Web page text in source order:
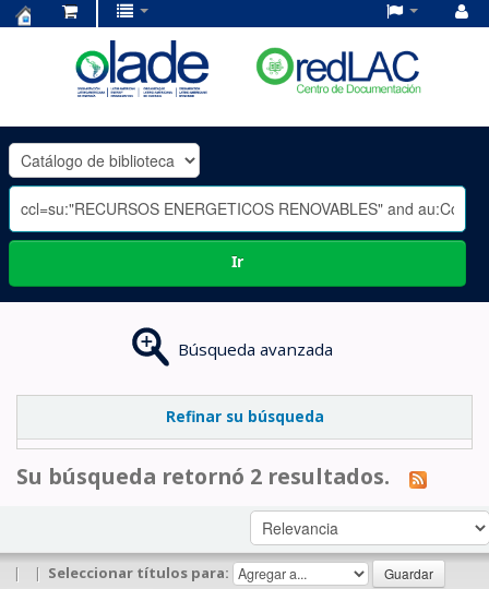
OLADE
-
Ir
Búsqueda avanzada
Refinar su búsqueda
Su búsqueda retornó 2 resultados.
| | Seleccionar títulos para: